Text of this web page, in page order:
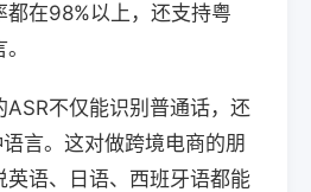
都在98%以上，还支持粤
ASR不仅能识别普通话，还
言。这对做跨境电商的朋
英语、日语、西班牙语都能